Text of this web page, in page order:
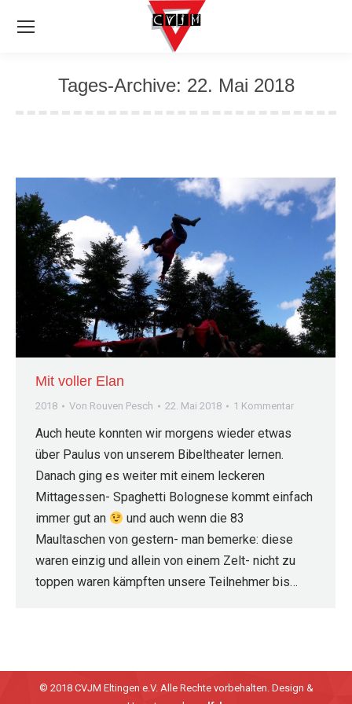
Tages-Archive: 22. Mai 2018
Mit voller Elan
2018 Von Rouven Pesch 22. Mai 2018 1 Kommentar
Auch heute konnten wir morgens wieder etwas
über Paulus von unserem Bibeltheater lernen.
Danach ging es weiter mit einem leckeren
Mittagessen- Spaghetti Bolognese kommt einfach
immer gut an
und auch wenn die 83
Maultaschen von gestern- man bemerke: diese
waren einzig und allein von einem Zelt- nicht zu
toppen waren kämpften unsere Teilnehmer bis…
© 2018 CVJM Eltingen e.V. Alle Rechte vorbehalten. Design &